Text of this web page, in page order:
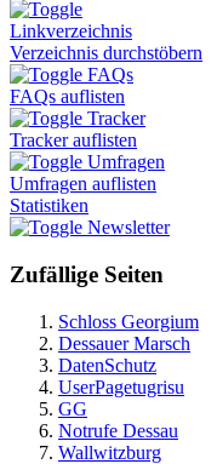
Linkverzeichnis
Verzeichnis durchstöbern
FAQs
FAQs auflisten
Tracker
Tracker auflisten
Umfragen
Umfragen auflisten
Statistiken
Newsletter
Zufällige Seiten
Schloss Georgium
Dessauer Marsch
DatenSchutz
UserPagetugrisu
GG
Notrufe Dessau
Wallwitzburg